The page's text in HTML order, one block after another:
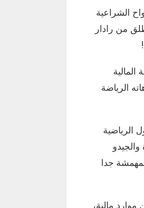
الشراعية
من رادار
الرياضة
الرياضية
جدا